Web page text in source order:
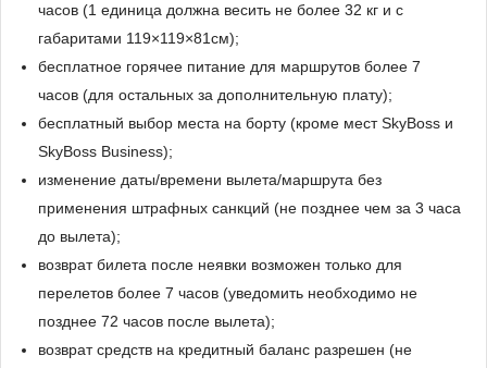
часов (1 единица должна весить не более 32 кг и с
габаритами 119×119×81см);
бесплатное горячее питание для маршрутов более 7
часов (для остальных за дополнительную плату);
бесплатный выбор места на борту (кроме мест SkyBoss и
SkyBoss Business);
изменение даты/времени вылета/маршрута без
применения штрафных санкций (не позднее чем за 3 часа
до вылета);
возврат билета после неявки возможен только для
перелетов более 7 часов (уведомить необходимо не
позднее 72 часов после вылета);
возврат средств на кредитный баланс разрешен (не